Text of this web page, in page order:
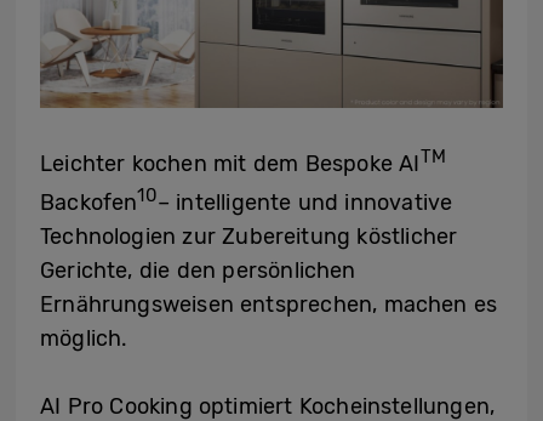
Leichter kochen mit dem Bespoke AITM
Backofen10– intelligente und innovative
Technologien zur Zubereitung köstlicher
Gerichte, die den persönlichen
Ernährungsweisen entsprechen, machen es
möglich.
AI Pro Cooking optimiert Kocheinstellungen,